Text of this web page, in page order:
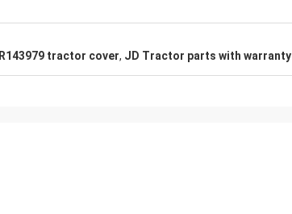
R143979 tractor cover, JD Tractor parts with warranty